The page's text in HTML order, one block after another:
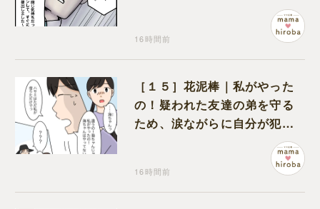
16時間前
［１５］花泥棒｜私がやった
の！疑われた友達の弟を守る
ため、涙ながらに自分が犯人
16時間前